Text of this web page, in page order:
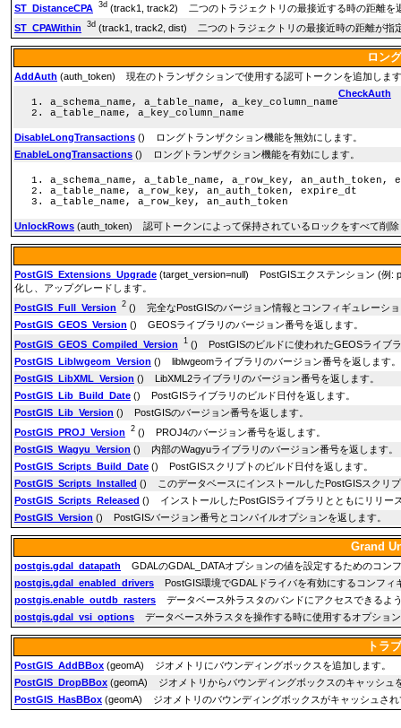
ST_DistanceCPA 3d (track1, track2) 二つのトラジェクトリの最接近する時の距離を
ST_CPAWithin
3d (track1, track2, dist) 二つのトラジェクトリの最接近時の距離が指
ロン
AddAuth (auth_token) 現在のトランザクションで使用する認可トークンを追加しま
CheckAuth
a_schema_name, a_table_name, a_key_column_name
a_table_name, a_key_column_name
DisableLongTransactions () ロングトランザクション機能を無効にします。
EnableLongTransactions () ロングトランザクション機能を有効にします。
a_schema_name, a_table_name, a_row_key, an_auth_token,
a_table_name, a_row_key, an_auth_token, expire_dt
a_table_name, a_row_key, an_auth_token
UnlockRows (auth_token) 認可トークンによって保持されているロックをすべて削除
PostGIS_Extensions_Upgrade (target_version=null) PostGISエクステンション (例:
化し、アップグレードします。
PostGIS_Full_Version
2 () 完全なPostGISのバージョン情報とコンフィギュレーシ
PostGIS_GEOS_Version () GEOSライブラリのバージョン番号を返します。
PostGIS_GEOS_Compiled_Version
1 () PostGISのビルドに使われたGEOSライブ
PostGIS_Liblwgeom_Version () liblwgeomライブラリのバージョン番号を返します
PostGIS_LibXML_Version () LibXML2ライブラリのバージョン番号を返します。
PostGIS_Lib_Build_Date () PostGISライブラリのビルド日付を返します。
PostGIS_Lib_Version () PostGISのバージョン番号を返します。
PostGIS_PROJ_Version
2 () PROJ4のバージョン番号を返します。
PostGIS_Wagyu_Version () 内部のWagyuライブラリのバージョン番号を返します。
PostGIS_Scripts_Build_Date () PostGISスクリプトのビルド日付を返します。
PostGIS_Scripts_Installed () このデータベースにインストールしたPostGISスクリ
PostGIS_Scripts_Released () インストールしたPostGISライブラリとともにリリー
PostGIS_Version () PostGISバージョン番号とコンパイルオプションを返します。
Grand
postgis.gdal_datapath GDALのGDAL_DATAオプションの値を設定するためのコン
postgis.gdal_enabled_drivers PostGIS環境でGDALドライバを有効にするコンフィ
postgis.enable_outdb_rasters データベース外ラスタのバンドにアクセスできるよ
postgis.gdal_vsi_options データベース外ラスタを操作する時に使用するオプショ
トラ
PostGIS_AddBBox (geomA) ジオメトリにバウンディングボックスを追加します。
PostGIS_DropBBox (geomA) ジオメトリからバウンディングボックスのキャッシュ
PostGIS_HasBBox (geomA) ジオメトリのバウンディングボックスがキャッシュさ